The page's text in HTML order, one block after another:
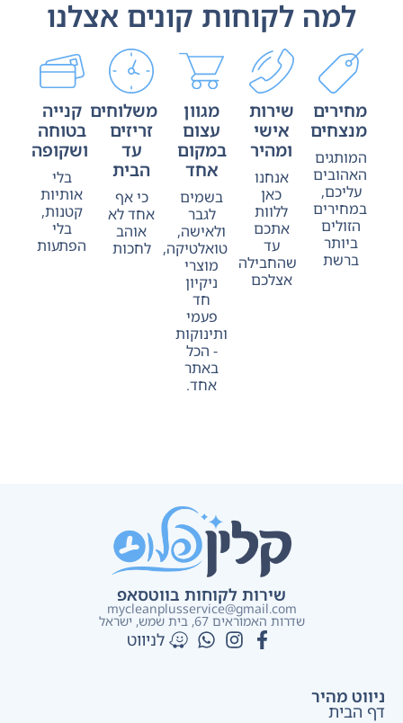
למה לקוחות קונים אצלנו
מחירים
מנצחים
המותגים
האהובים
עליכם,
במחירים
הזולים
ביותר
ברשת
שירות
אישי
ומהיר
אנחנו
כאן
ללוות
אתכם
עד
שהחבילה
אצלכם
מגוון
עצום
במקום
אחד
בשמים
לגבר
ולאישה,
טואלטיקה,
מוצרי
ניקיון
חד
פעמי
ותינוקות
- הכל
באתר
אחד.
משלוחים
זריזים
עד
הבית
כי אף
אחד לא
אוהב
לחכות
קנייה
בטוחה
ושקופה
בלי
אותיות
קטנות,
בלי
הפתעות
שירות לקוחות בווטסאפ
mycleanplusservice@gmail.com
שדרות האמוראים 67, בית שמש​, ישראל
לניווט
ניווט מהיר
דף הבית